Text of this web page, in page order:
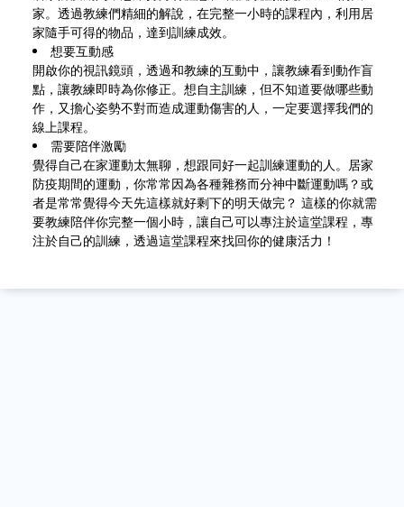
家。透過教練們精細的解說，在完整一小時的課程內，利用居
家隨手可得的物品，達到訓練成效。
想要互動感
開啟你的視訊鏡頭，透過和教練的互動中，讓教練看到動作盲
點，讓教練即時為你修正。想自主訓練，但不知道要做哪些動
作，又擔心姿勢不對而造成運動傷害的人，一定要選擇我們的
線上課程。
需要陪伴激勵
覺得自己在家運動太無聊，想跟同好一起訓練運動的人。居家
防疫期間的運動，你常常因為各種雜務而分神中斷運動嗎？或
者是常常覺得今天先這樣就好剩下的明天做完？ 這樣的你就需
要教練陪伴你完整一個小時，讓自己可以專注於這堂課程，專
注於自己的訓練，透過這堂課程來找回你的健康活力！